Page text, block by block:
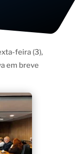
feira (3),
em breve